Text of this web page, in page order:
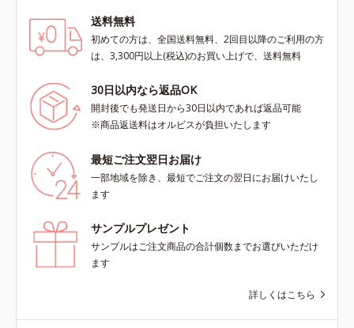
送料無料
初めての方は、全国送料無料、2回目以降のご利用の方
は、3,300円以上(税込)のお買い上げで、送料無料
30日以内なら返品OK
開封後でも発送日から30日以内であれば返品可能
※商品返送料はオルビスが負担いたします
最短ご注文翌日お届け
一部地域を除き、最短でご注文の翌日にお届けいたし
ます
サンプルプレゼント
サンプルはご注文商品の合計個数までお選びいただけ
ます
詳しくはこちら